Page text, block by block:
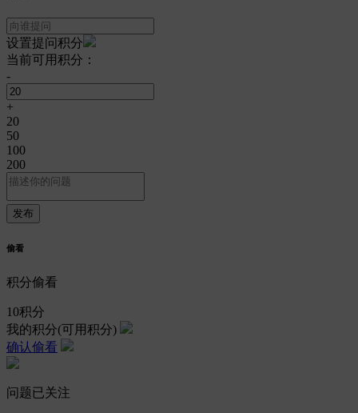
设置提问积分
当前可用积分：
-
+
20
50
100
200
偷看
积分偷看
10积分
我的积分(可用积分)
确认偷看
问题已关注